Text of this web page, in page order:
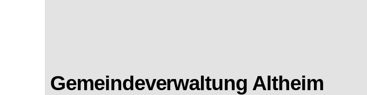
Gemeindeverwaltung Altheim